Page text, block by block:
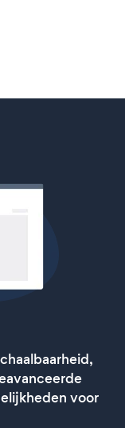
voor